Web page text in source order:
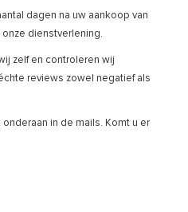
dagen na uw aankoop van
dienstverlening.
zelf en controleren wij
reviews zowel negatief als
in de mails. Komt u er